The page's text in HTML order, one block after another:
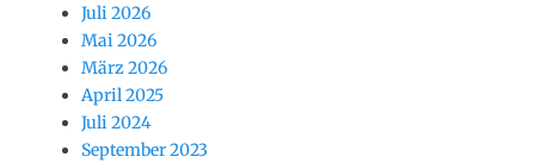
Juli 2026
Mai 2026
März 2026
April 2025
Juli 2024
September 2023